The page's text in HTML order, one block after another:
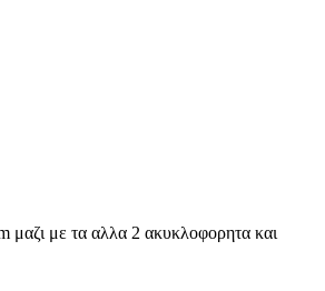
μαζι με τα αλλα 2 ακυκλοφορητα και